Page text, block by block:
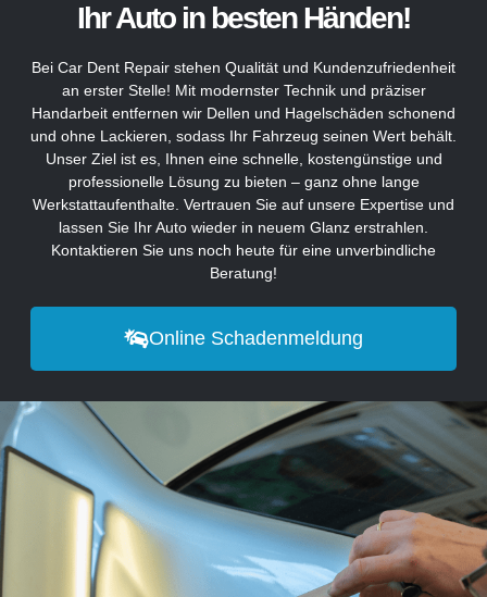
Ihr Auto in besten Händen!
Bei Car Dent Repair stehen Qualität und Kundenzufriedenheit
an erster Stelle! Mit modernster Technik und präziser
Handarbeit entfernen wir Dellen und Hagelschäden schonend
und ohne Lackieren, sodass Ihr Fahrzeug seinen Wert behält.
Unser Ziel ist es, Ihnen eine schnelle, kostengünstige und
professionelle Lösung zu bieten – ganz ohne lange
Werkstattaufenthalte. Vertrauen Sie auf unsere Expertise und
lassen Sie Ihr Auto wieder in neuem Glanz erstrahlen.
Kontaktieren Sie uns noch heute für eine unverbindliche
Beratung!
Online Schadenmeldung